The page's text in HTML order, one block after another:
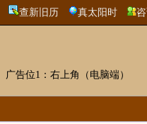
查新旧历 真太阳时
广告位1：右上角（电脑端）